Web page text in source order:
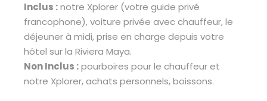
Inclus :notre Xplorer (votre guide privé
francophone), voiture privée avec chauffeur, le
déjeuner à midi, prise en charge depuis votre
hôtel sur la Riviera Maya.
Non Inclus :pourboires pour le chauffeur et
notre Xplorer, achats personnels, boissons.